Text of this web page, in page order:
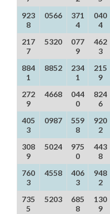
923
8
0566
371
4
040
4
217
7
5320
077
9
462
3
884
1
8852
234
1
215
9
272
9
4668
044
0
824
6
405
3
0987
559
8
920
2
308
9
5024
975
0
443
8
760
3
4558
406
3
948
2
735
5
5203
685
8
130
9